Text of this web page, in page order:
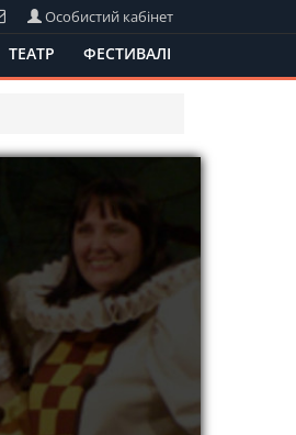
Особистий кабінет
ТЕАТР ФЕСТИВАЛІ